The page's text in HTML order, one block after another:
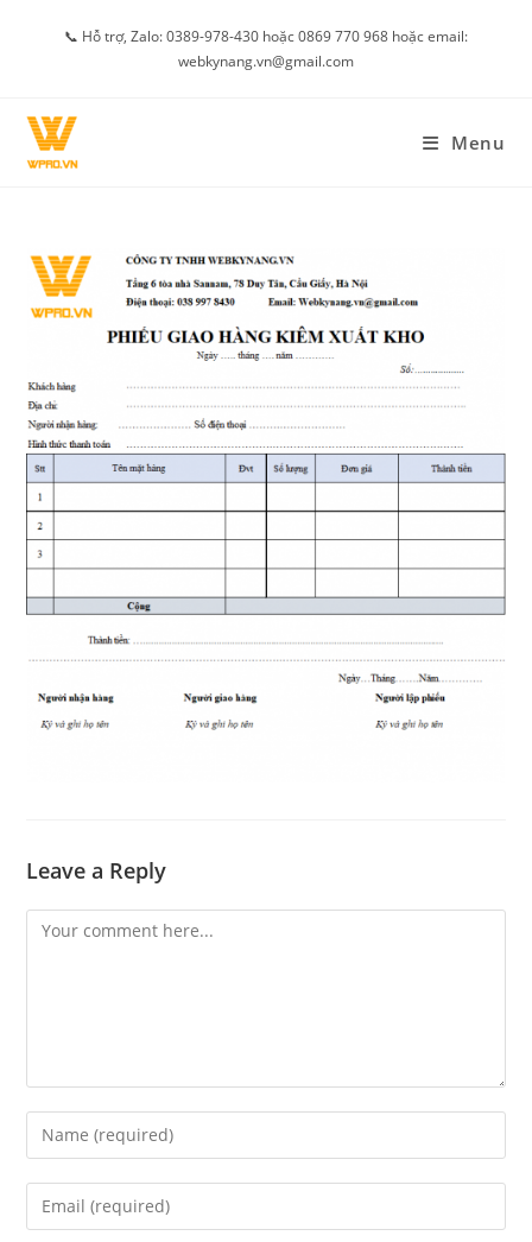
📞 Hỗ trợ, Zalo: 0389-978-430 hoặc 0869 770 968 hoặc email:
webkynang.vn@gmail.com
Menu
Leave a Reply
Comment
Enter
your
name
Enter
your